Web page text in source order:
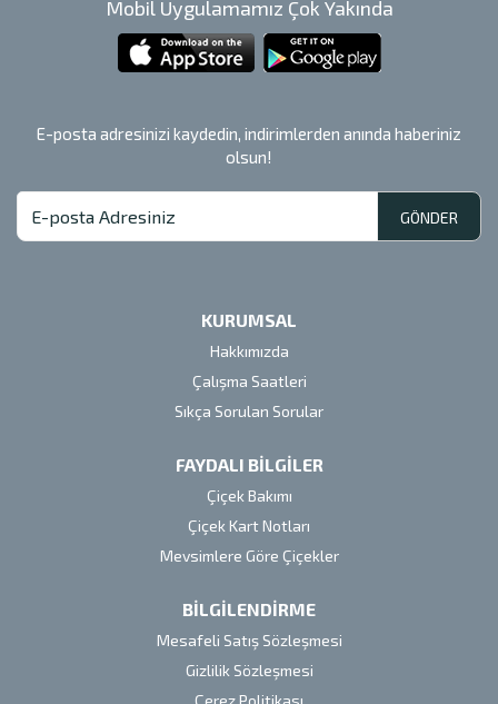
Mobil Uygulamamız Çok Yakında
E-posta adresinizi kaydedin, indirimlerden anında haberiniz
olsun!
GÖNDER
KURUMSAL
Hakkımızda
Çalışma Saatleri
Sıkça Sorulan Sorular
FAYDALI BİLGİLER
Çiçek Bakımı
Çiçek Kart Notları
Mevsimlere Göre Çiçekler
BİLGİLENDİRME
Mesafeli Satış Sözleşmesi
Gizlilik Sözleşmesi
Çerez Politikası